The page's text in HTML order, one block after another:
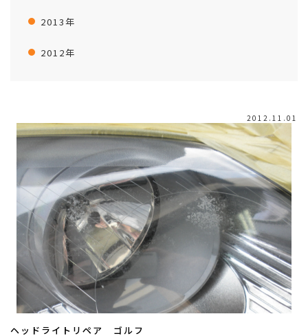
2013年
2012年
2012.11.01
ヘッドライトリペア ゴルフ